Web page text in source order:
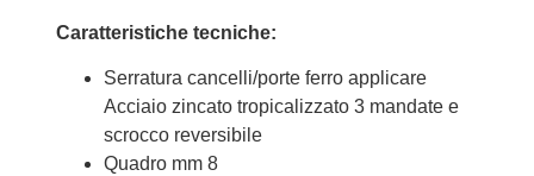
Caratteristiche tecniche:
Serratura cancelli/porte ferro applicare
Acciaio zincato tropicalizzato 3 mandate e
scrocco reversibile
Quadro mm 8